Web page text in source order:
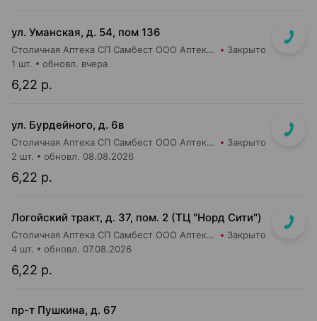
ул. Уманская, д. 54, пом 136
Столичная Аптека СП Самбест ООО Аптека №20 Закрыто
6,22 р.
1 шт. обновл. вчера
ул. Бурдейного, д. 6в
Столичная Аптека СП Самбест ООО Аптека №23 Закрыто
6,22 р.
2 шт. обновл. 08.08.2026
Логойский тракт, д. 37, пом. 2 (ТЦ "Норд Сити")
Столичная Аптека СП Самбест ООО Аптека №9 Закрыто
6,22 р.
4 шт. обновл. 07.08.2026
пр-т Пушкина, д. 67